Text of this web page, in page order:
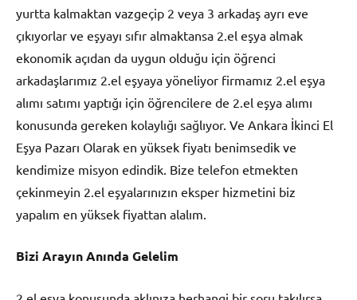
yurtta kalmaktan vazgeçip 2 veya 3 arkadaş ayrı eve
çıkıyorlar ve eşyayı sıfır almaktansa 2.el eşya almak
ekonomik açıdan da uygun olduğu için öğrenci
arkadaşlarımız 2.el eşyaya yöneliyor firmamız 2.el eşya
alımı satımı yaptığı için öğrencilere de 2.el eşya alımı
konusunda gereken kolaylığı sağlıyor. Ve Ankara İkinci El
Eşya Pazarı Olarak en yüksek fiyatı benimsedik ve
kendimize misyon edindik. Bize telefon etmekten
çekinmeyin 2.el eşyalarınızın eksper hizmetini biz
yapalım en yüksek fiyattan alalım.
Bizi Arayın Anında Gelelim